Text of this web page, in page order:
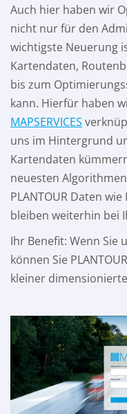
Auch hier haben wir
nicht nur für den
wichtigste Neuerung
Kartendaten,
bis zum
kann. Hierfür haben
MAPSERVICES
uns im Hintergrund
Kartendaten
neuesten
PLANTOUR Daten
bleiben weiterhin bei
Ihr Benefit: Wenn Sie
können Sie
kleiner